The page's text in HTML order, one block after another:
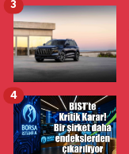
3
4